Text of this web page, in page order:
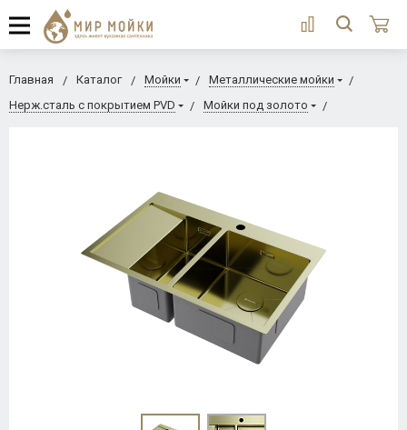
Главная Каталог Мойки
Металлические мойки
Нерж.сталь с покрытием PVD
Мойки под золото